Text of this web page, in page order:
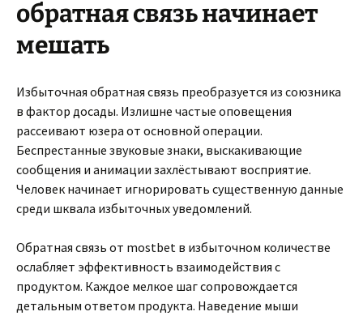
обратная связь начинает
мешать
Избыточная обратная связь преобразуется из союзника
в фактор досады. Излишне частые оповещения
рассеивают юзера от основной операции.
Беспрестанные звуковые знаки, выскакивающие
сообщения и анимации захлёстывают восприятие.
Человек начинает игнорировать существенную данные
среди шквала избыточных уведомлений.
Обратная связь от mostbet в избыточном количестве
ослабляет эффективность взаимодействия с
продуктом. Каждое мелкое шаг сопровождается
детальным ответом продукта. Наведение мыши